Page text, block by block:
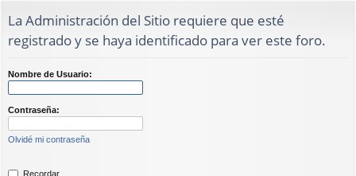
pi
do
La Administración del Sitio requiere que esté
registrado y se haya identificado para ver este foro.
Nombre de Usuario:
Contraseña:
Olvidé mi contraseña
Recordar